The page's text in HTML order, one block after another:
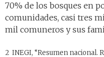
70% de los bosques en
comunidades, casi tres
mil comuneros y sus
2 INEGI, “Resumen nacional.